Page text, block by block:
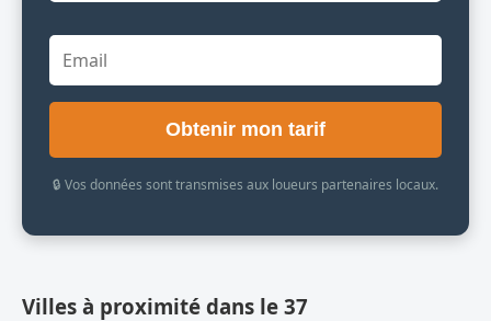
Obtenir mon tarif
🔒 Vos données sont transmises aux loueurs partenaires locaux.
Villes à proximité dans le 37